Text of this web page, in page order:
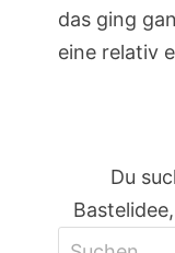
das ging
eine relativ
Du